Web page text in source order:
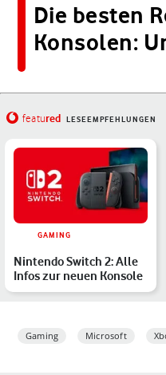
Die besten
Konsolen:
featured LESEEMPFEHLUNGEN
GAMING
Nintendo Switch 2: Alle
Infos zur neuen Konsole
Gaming Microsoft